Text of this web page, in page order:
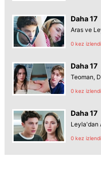
Daha 17
Aras ve
0 kez izlendi
Daha 17
Teoman,
0 kez izlendi
Daha 17
Leyla'dan
0 kez izlendi